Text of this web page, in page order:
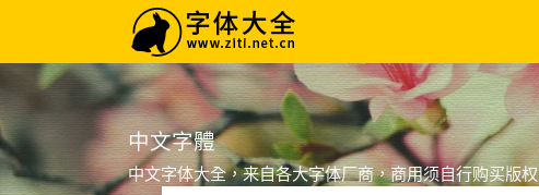
中文字體
中文字体大全，来自各大字体厂商，商用须自行购买版权